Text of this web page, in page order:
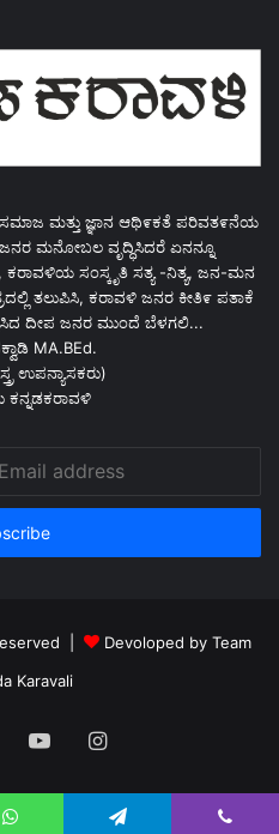
ಮತ್ತು ಜ್ಞಾನ ಆಥಿ೯ಕತೆ ಪರಿವತ೯ನೆಯ
ಮನೋಬಲ ವೃದ್ಧಿಸಿದರೆ ಏನನ್ನೂ
ಕರಾವಳಿಯ ಸಂಸ್ಕೃತಿ ಸತ್ಯ -ನಿತ್ಯ, ಜನ-ಮನ
ತಲುಪಿಸಿ, ಕರಾವಳಿ ಜನರ ಕೀತಿ೯ ಪತಾಕೆ
ದೀಪ ಜನರ ಮುಂದೆ ಬೆಳಗಲಿ...
MA.BEd.
ಉಪನ್ಯಾಸಕರು)
ಕನ್ನಡಕರಾವಳಿ
|
Devoloped by Team
Karavali
YouTubeInstagram